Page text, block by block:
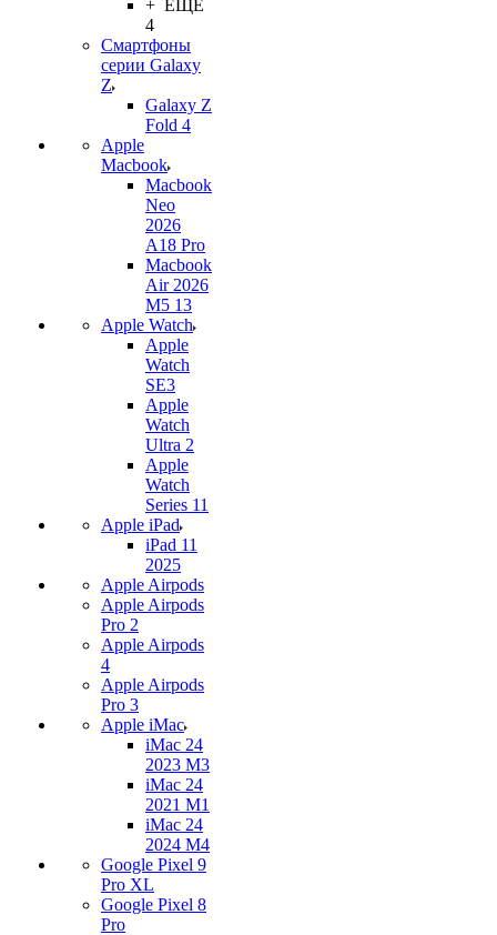
+ ЕЩЕ
4
Смартфоны
серии Galaxy
Z
Galaxy Z
Fold 4
Apple
Macbook
Macbook
Neo
2026
A18 Pro
Macbook
Air 2026
M5 13
Apple Watch
Apple
Watch
SE3
Apple
Watch
Ultra 2
Apple
Watch
Series 11
Apple iPad
iPad 11
2025
Apple Airpods
Apple Airpods
Pro 2
Apple Airpods
4
Apple Airpods
Pro 3
Apple iMac
iMac 24
2023 M3
iMac 24
2021 M1
iMac 24
2024 M4
Google Pixel 9
Pro XL
Google Pixel 8
Pro